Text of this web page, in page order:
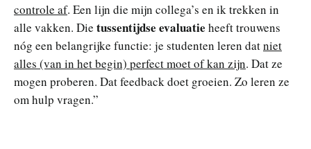
controle af. Een lijn die mijn collega’s en ik trekken in
alle vakken. Die tussentijdse evaluatie heeft trouwens
nóg een belangrijke functie: je studenten leren datniet
alles (van in het begin) perfect moet of kan zijn. Dat ze
mogen proberen. Dat feedback doet groeien. Zo leren ze
om hulp vragen.”